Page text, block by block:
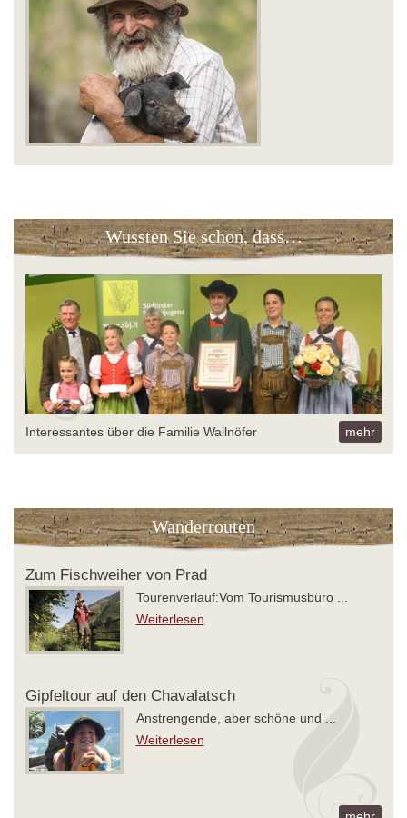
Wussten Sie schon, dass…
Interessantes über die Familie Wallnöfer mehr
Wanderrouten
Zum Fischweiher von Prad
Tourenverlauf:Vom Tourismusbüro ...
Weiterlesen
Gipfeltour auf den Chavalatsch
Anstrengende, aber schöne und ...
Weiterlesen